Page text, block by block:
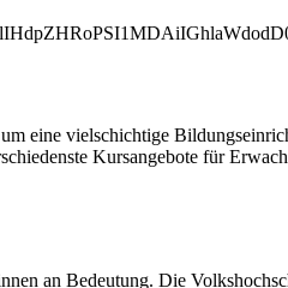
eine vielschichtige
Kursangebote für
an Bedeutung. Die